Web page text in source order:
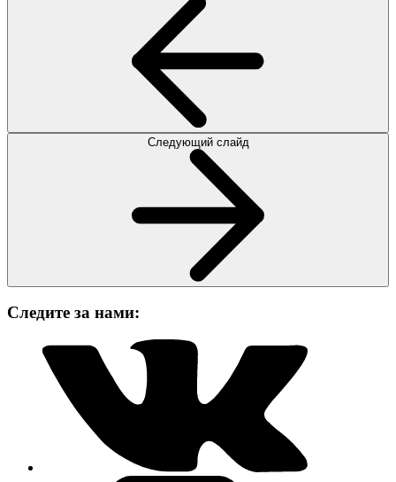
Следующий слайд
Следите за нами: